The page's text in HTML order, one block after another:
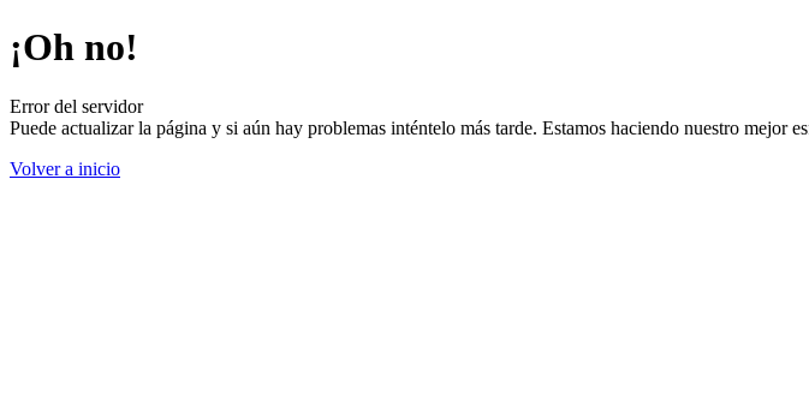
¡Oh no!
Error del servidor
Puede actualizar la página y si aún hay problemas inténtelo más tarde. Estamos haciendo nuestro mejor
Volver a inicio